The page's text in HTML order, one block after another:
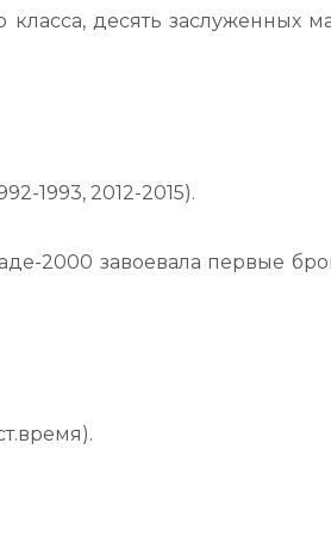
десять заслуженных
1993, 2012-2015).
2000 завоевала первые